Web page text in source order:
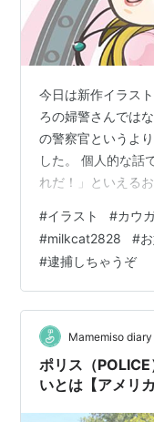
今日は新作イラス
ろの婦警さんでは
の警察官というよ
した。 個人的な話
れだ！」といえる
描きたいと思いま
#イラスト #カウ
#milkcat2828 #
#逮捕しちゃうぞ
Mamemiso diary
ポリス（
いとは【アメリカ